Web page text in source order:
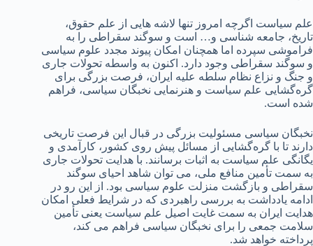
علم سیاست اگرچه امروز تنها لاشه هایی از علم حقوق،
تاریخ، جامعه شناسی و… است و سوگند سقراطی را به
فراموشی سپرده اما همچنان امکان پیوند مجدد علوم سیاسی
و سوگند سقراطی وجود دارد. اکنون به واسطه تحولات جاری
و جنگ و نزاع نظام سلطه علیه ایران، فرصت بزرگی برای
گره‌گشایی علم سیاست و هنرنمایی نخبگان سیاسی، فراهم
شده است.
نخبگان سیاسی مسئولیت بزرگی در قبال این فرصت تاریخی
دارند تا با گره‌گشایی از مسائل پیش روی کشور، کارآمدی و
یگانگی علم سیاست به اثبات برسانند. با هدایت تحولات جاری
به سمت تأمین منافع ملی، می توان شاهد احیای سوگند
سقراطی و بازگشت منزلت علوم سیاسی بود. از این رو در
ادامه یادداشت به بررسی راهبردی که در شرایط فعلی امکان
هدایت ایران به سمت غایت اصیل علم سیاست یعنی تأمین
سلامت جمعی را برای نخبگان سیاسی فراهم می کند،
پرداخته خواهد شد.